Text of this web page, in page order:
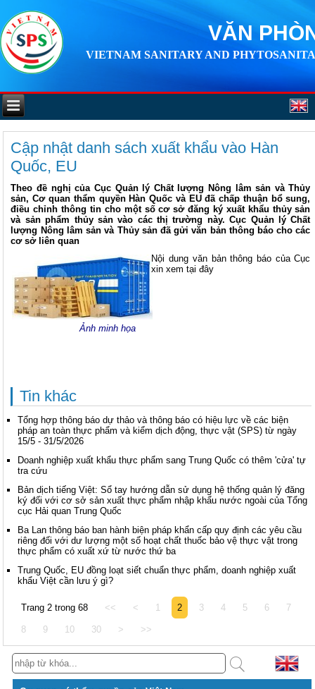
VĂN
VIETNAM SANITARY AND
Cập nhật danh sách xuất khẩu vào Hàn
Quốc, EU
Theo đề nghị của Cục Quản lý Chất lượng Nông lâm sản và Thủy
sản, Cơ quan thẩm quyền Hàn Quốc và EU đã chấp thuận bổ sung,
điều chỉnh thông tin cho một số cơ sở đăng ký xuất khẩu thủy sản
và sản phẩm thủy sản vào các thị trường này. Cục Quản lý Chất
lượng Nông lâm sản và Thủy sản đã gửi văn bản thông báo cho các
cơ sở liên quan
Ảnh minh họa
Nội dung văn bản thông báo của Cục
xin xem tại đây
Tin khác
Tổng hợp thông báo dự thảo và thông báo có hiệu lực về các biện
pháp an toàn thực phẩm và kiểm dịch động, thực vật (SPS) từ ngày
15/5 - 31/5/2026
Doanh nghiệp xuất khẩu thực phẩm sang Trung Quốc có thêm 'cửa' tự
tra cứu
Bản dịch tiếng Việt: Sổ tay hướng dẫn sử dụng hệ thống quản lý đăng
ký đối với cơ sở sản xuất thực phẩm nhập khẩu nước ngoài của Tổng
cục Hải quan Trung Quốc
Ba Lan thông báo ban hành biện pháp khẩn cấp quy định các yêu cầu
riêng đối với dư lượng một số hoạt chất thuốc bảo vệ thực vật trong
thực phẩm có xuất xứ từ nước thứ ba
Trung Quốc, EU đồng loạt siết chuẩn thực phẩm, doanh nghiệp xuất
khẩu Việt cần lưu ý gì?
Trang 2 trong 68 << < 1 2 3 4 5 6 7
8 9 10 30 > >>